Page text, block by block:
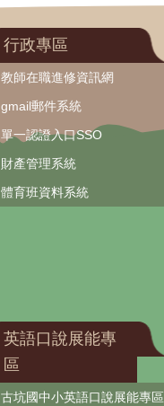
行政專區
教師在職進修資訊網
gmail郵件系統
單一認證入口SSO
財產管理系統
體育班資料系統
英語口說展能專
區
古坑國中小英語口說展能專區